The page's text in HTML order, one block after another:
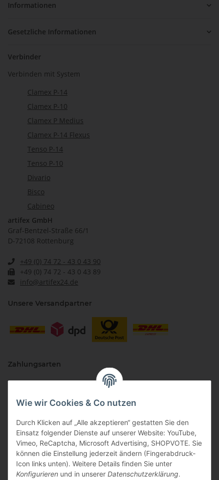
Wie wir Cookies & Co nutzen
Durch Klicken auf „Alle akzeptieren“ gestatten Sie den
Einsatz folgender Dienste auf unserer Website: YouTube,
Vimeo, ReCaptcha, Microsoft Advertising, SHOPVOTE. Sie
können die Einstellung jederzeit ändern (Fingerabdruck-
Icon links unten). Weitere Details finden Sie unter
Konfigurieren und in unserer Datenschutzerklärung.
Informationen
Gesetzliche Informationen
Verbinder
Verbinden mit System
Clamex P-14
Clamex P-10
Clamex P Medius
Clamex P-14 Flexus
Tenso P-14
Tenso P-10
Divario
Bisco
Cabineo
artifex GmbH
Graf-Bentzel-Straße 66/1
D-72108 Rottenburg
+49 (0) 74 72 - 43 0 43 90
+49 (0) 74 72 - 43 0 43 89
info@artifex24.de
Unsere Versandpartner
Zahlungsarten
Vertriebspartner